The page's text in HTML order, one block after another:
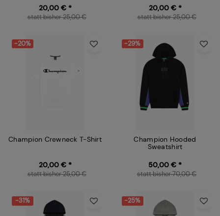
20,00 € *
statt bisher 25,00 €
20,00 € *
statt bisher 25,00 €
-20%
Champion Crewneck T-Shirt
20,00 € *
statt bisher 25,00 €
-29%
Champion Hooded
Sweatshirt
50,00 € *
statt bisher 70,00 €
-31% -25%